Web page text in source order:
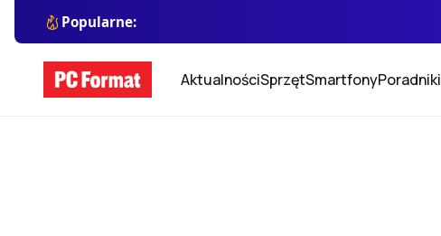
Popularne:
AktualnościSprzętSmartfonyPoradniki